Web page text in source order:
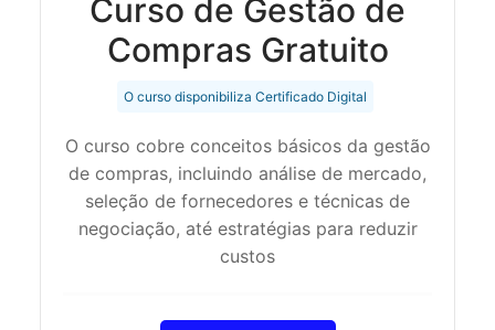
Curso de Gestão de
Compras Gratuito
O curso disponibiliza Certificado Digital
O curso cobre conceitos básicos da gestão
de compras, incluindo análise de mercado,
seleção de fornecedores e técnicas de
negociação, até estratégias para reduzir
custos